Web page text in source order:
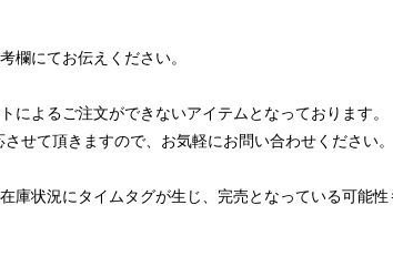
にてお伝えください。
よるご注文ができないアイテムとなっております。
せて頂きますので、お気軽にお問い合わせください。
状況にタイムタグが生じ、完売となっている可能